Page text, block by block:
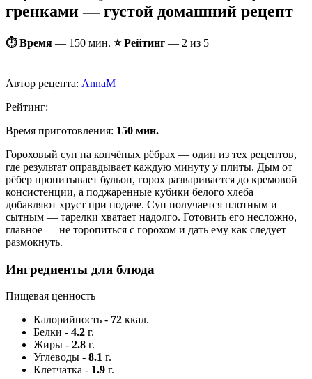
гренками — густой домашний рецепт
⏱ Время — 150 мин. ⭐ Рейтинг — 2 из 5
Автор рецепта: AnnaM
Рейтинг:
Время приготовления: 150 мин.
Гороховый суп на копчёных рёбрах — один из тех рецептов,
где результат оправдывает каждую минуту у плиты. Дым от
рёбер пропитывает бульон, горох разваривается до кремовой
консистенции, а поджаренные кубики белого хлеба
добавляют хруст при подаче. Суп получается плотным и
сытным — тарелки хватает надолго. Готовить его несложно,
главное — не торопиться с горохом и дать ему как следует
размокнуть.
Ингредиенты для блюда
Пищевая ценность
Калорийность - 72 ккал.
Белки - 4.2 г.
Жиры - 2.8 г.
Углеводы - 8.1 г.
Клетчатка - 1.9 г.